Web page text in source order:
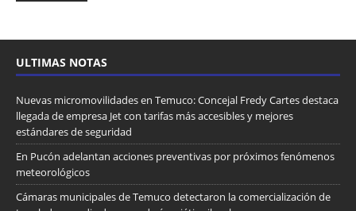
ULTIMAS NOTAS
Nuevas micromovilidades en Temuco: Concejal Fredy Cartes destaca
llegada de empresa Jet con tarifas más accesibles y mejores
estándares de seguridad
En Pucón adelantan acciones preventivas por próximos fenómenos
meteorológicos
Cámaras municipales de Temuco detectaron la comercialización de